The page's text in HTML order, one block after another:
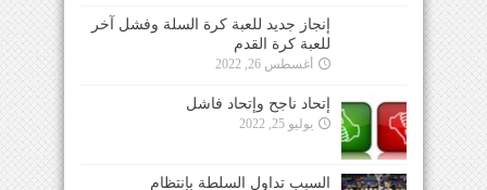
إنجاز جديد للعبة كرة السلة وفشل آخر
للعبة كرة القدم
أغسطس 26, 2022
إتحاد ناجح وإتحاد فاشل
يوليو 25, 2022
السبب تداول السلطة بإنتظام